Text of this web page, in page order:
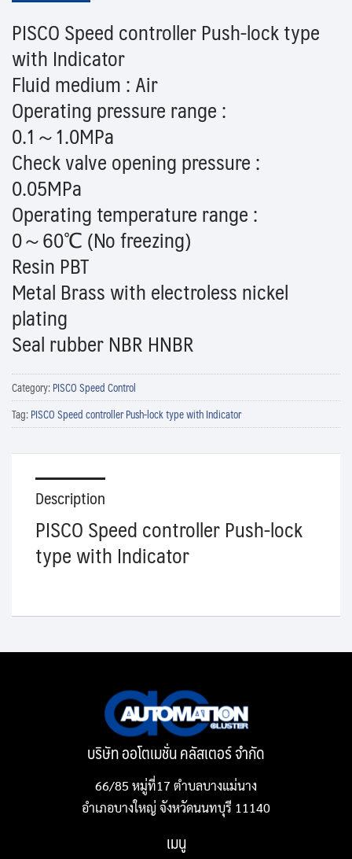
PISCO Speed controller Push-lock type
with Indicator
Fluid medium : Air
Operating pressure range :
0.1～1.0MPa
Check valve opening pressure :
0.05MPa
Operating temperature range :
0～60℃ (No freezing)
Resin PBT
Metal Brass with electroless nickel
plating
Seal rubber NBR HNBR
Category:PISCO Speed Control
Tag:PISCO Speed controller Push-lock type with Indicator
Description
PISCO Speed controller Push-lock
type with Indicator
บริษัท ออโตเมชั่น คลัสเตอร์ จำกัด
66/85 หมู่ที่17 ตำบลบางแม่นาง
อำเภอบางใหญ่ จังหวัดนนทบุรี 11140
เมนู